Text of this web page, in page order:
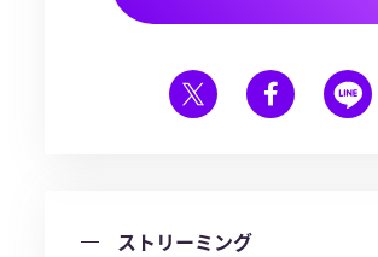
ストリーミング